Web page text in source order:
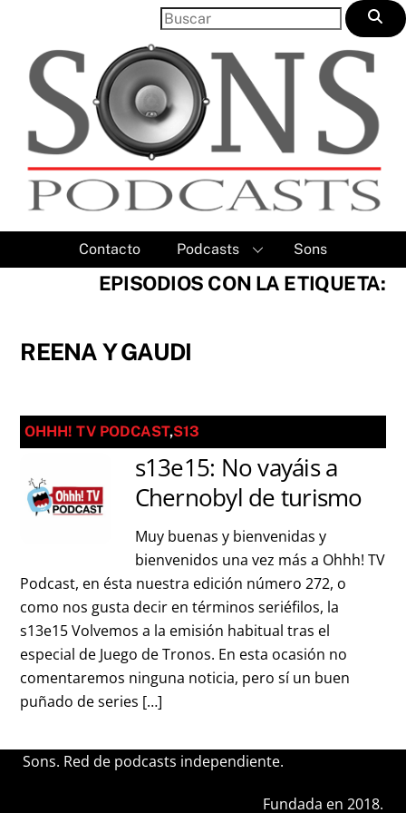
content
Contacto Podcasts Sons
EPISODIOS CON LA ETIQUETA:
REENA Y GAUDI
OHHH! TV PODCAST,S13
s13e15: No vayáis a
Chernobyl de turismo
Muy buenas y bienvenidas y
bienvenidos una vez más a Ohhh! TV
Podcast, en ésta nuestra edición número 272, o
como nos gusta decir en términos seriéfilos, la
s13e15 Volvemos a la emisión habitual tras el
especial de Juego de Tronos. En esta ocasión no
comentaremos ninguna noticia, pero sí un buen
puñado de series […]
Sons. Red de podcasts independiente.
Fundada en 2018.